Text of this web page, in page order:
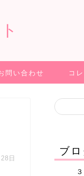
問い合わせ コ
日
ブ